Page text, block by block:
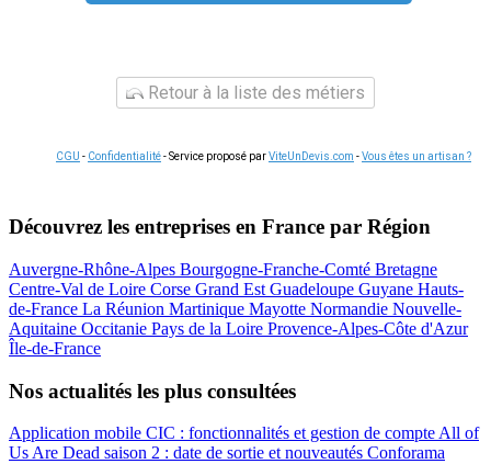
Retour à la liste des métiers
CGU - Confidentialité- Service proposé parViteUnDevis.com -Vous êtes un artisan ?
Découvrez les entreprises en France par Région
Auvergne-Rhône-Alpes Bourgogne-Franche-Comté Bretagne
Centre-Val de Loire Corse Grand Est Guadeloupe Guyane Hauts-
de-France La Réunion Martinique Mayotte Normandie Nouvelle-
Aquitaine Occitanie Pays de la Loire Provence-Alpes-Côte d'Azur
Île-de-France
Nos actualités les plus consultées
Application mobile CIC : fonctionnalités et gestion de compte All of
Us Are Dead saison 2 : date de sortie et nouveautés Conforama